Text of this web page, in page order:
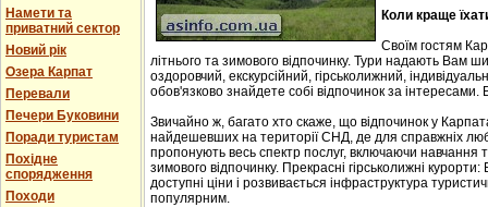
Намети та
приватний сектор
Новий рік
Озера Карпат
Перевали
Печери Буковини
Поради туристам
Похідне
спорядження
Походи
Коли краще
Своїм гостям
літнього та зимового відпочинку. Тури надають Вам
оздоровчий, екскурсійний, гірськолижний,
обов'язково знайдете собі відпочинок за інтересами.
Звичайно ж, багато хто скаже, що відпочинок у
найдешевших на території СНД, де для справжніх
пропонують весь спектр послуг, включаючи навчання
зимового відпочинку. Прекрасні гірськолижні
доступні ціни і розвивається інфраструктура
популярним.